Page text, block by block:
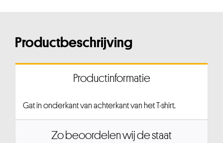
Productbeschrijving
Productinformatie
Gat in onderkant van achterkant van het T-shirt.
Zo beoordelen wij de staat